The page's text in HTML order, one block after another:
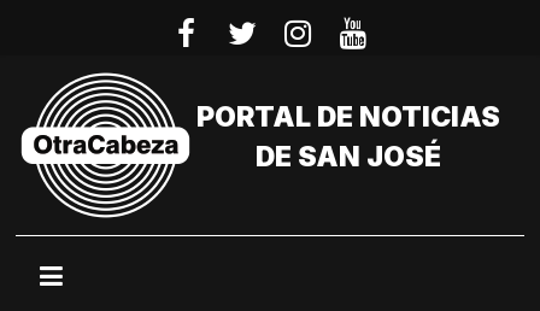
PORTAL DE NOTICIAS
DE SAN JOSÉ